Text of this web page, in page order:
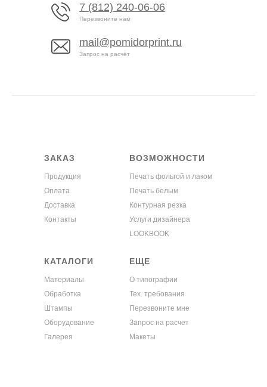
Запрос на расчёт
mail@pomidorprint.ru
Перезвоните нам
7 (812) 240-06-06
Макеты
Запрос на расчет
Перезвоните мне
Тех. требования
О типографии
ЕЩЕ
Галерея
Оборудование
Штампы
Обработка
Материалы
КАТАЛОГИ
LOOKBOOK
Услуги дизайнера
Контурная резка
Печать белым
Печать фольгой и лаком
ВОЗМОЖНОСТИ
Контакты
Доставка
Оплата
Продукция
ЗАКАЗ